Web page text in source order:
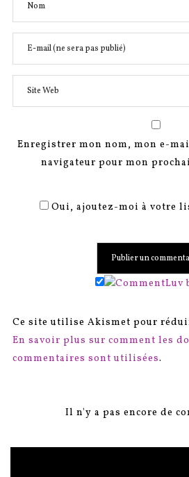
Votre adresse e-mail ne sera pas
obligatoires sont
Enregistrer mon nom, mon e-
Oui, ajoutez-moi à votre